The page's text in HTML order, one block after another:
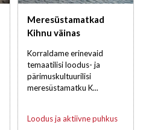
Meresüstamatkad
Kihnu väinas
Korraldame erinevaid
temaatilisi loodus- ja
pärimuskultuurilisi
meresüstamatku K...
Loodus ja aktiivne puhkus